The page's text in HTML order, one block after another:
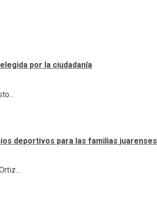
por la ciudadanía
deportivos para las familias juarenses